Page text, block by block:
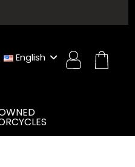
English